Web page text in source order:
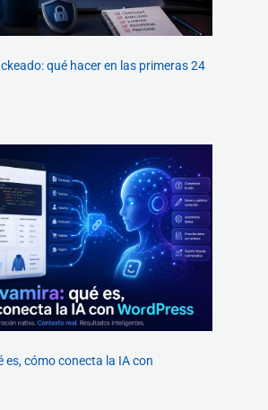
qué hacer en las primeras 24
es, cómo conecta la IA con